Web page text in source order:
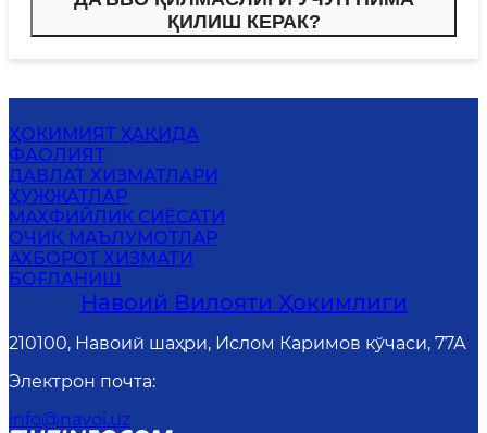
ҚИЛИШ КЕРАК?
ҲОКИМИЯТ ҲАҚИДА
ФАОЛИЯТ
ДАВЛАТ ХИЗМАТЛАРИ
ҲУЖЖАТЛАР
MАХФИЙЛИК СИЁСАТИ
ОЧИҚ МАЪЛУМОТЛАР
АХБОРОТ ХИЗМАТИ
БОҒЛАНИШ
Навоий Вилояти Ҳокимлиги
210100, Навоий шаҳри, Ислом Каримов кўчаси, 77А
Электрон почта:
info@navoi.uz